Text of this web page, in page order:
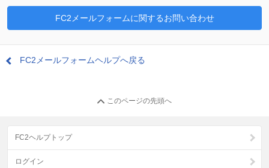
FC2メールフォームに関するお問い合わせ
FC2メールフォームヘルプへ戻る
このページの先頭へ
FC2ヘルプトップ
ログイン